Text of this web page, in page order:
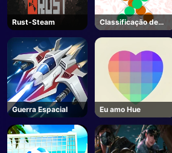
Rust-Steam
Classificação de
bolhas
Guerra Espacial Eu amo Hue